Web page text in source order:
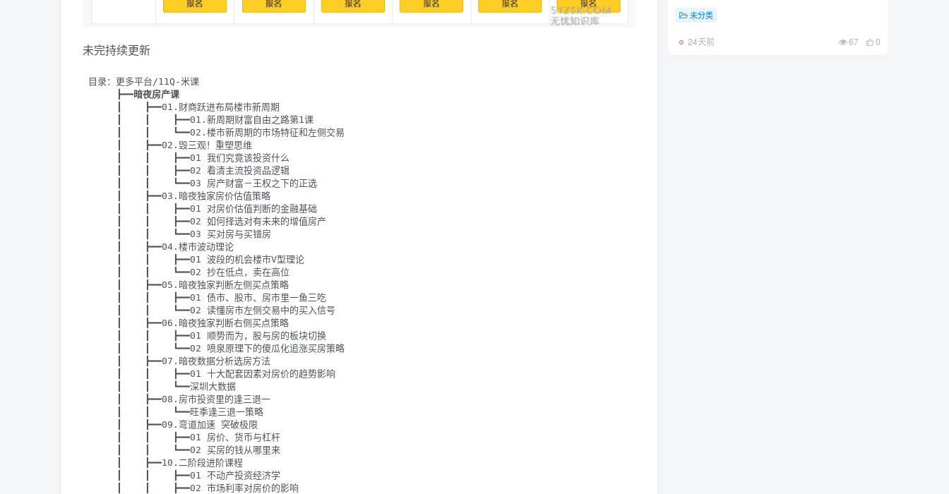
未完持续更新
目录：更多平台/11Q-米课
      ┣━━
暗夜房产课
      ┃    ┣━━01.财商跃进布局楼市新周期
      ┃    ┃    ┣━━01.新周期财富自由之路第1课
      ┃    ┃    ┗━━02.楼市新周期的市场特征和左侧交易
      ┃    ┣━━02.毁三观！重塑思维
      ┃    ┃    ┣━━01 我们究竟该投资什么
      ┃    ┃    ┣━━02 看清主流投资品逻辑
      ┃    ┃    ┗━━03 房产财富－王权之下的正选
      ┃    ┣━━03.暗夜独家房价估值策略
      ┃    ┃    ┣━━01 对房价估值判断的金融基础
      ┃    ┃    ┣━━02 如何择选对有未来的增值房产
      ┃    ┃    ┗━━03 买对房与买错房
      ┃    ┣━━04.楼市波动理论
      ┃    ┃    ┣━━01 波段的机会楼市V型理论
      ┃    ┃    ┗━━02 抄在低点，卖在高位
      ┃    ┣━━05.暗夜独家判断左侧买点策略
      ┃    ┃    ┣━━01 债市、股市、房市里一鱼三吃
      ┃    ┃    ┗━━02 读懂房市左侧交易中的买入信号
      ┃    ┣━━06.暗夜独家判断右侧买点策略
      ┃    ┃    ┣━━01 顺势而为，股与房的板块切换
      ┃    ┃    ┗━━02 喷泉原理下的傻瓜化追涨买房策略
      ┃    ┣━━07.暗夜数据分析选房方法
      ┃    ┃    ┣━━01 十大配套因素对房价的趋势影响
      ┃    ┃    ┗━━深圳大数据
      ┃    ┣━━08.房市投资里的逢三退一
      ┃    ┃    ┗━━旺季逢三退一策略
      ┃    ┣━━09.弯道加速 突破极限
      ┃    ┃    ┣━━01 房价、货币与杠杆
      ┃    ┃    ┗━━02 买房的钱从哪里来
      ┃    ┣━━10.二阶段进阶课程
      ┃    ┃    ┣━━01 不动产投资经济学
      ┃    ┃    ┣━━02 市场利率对房价的影响
未分类
24天前 67 0